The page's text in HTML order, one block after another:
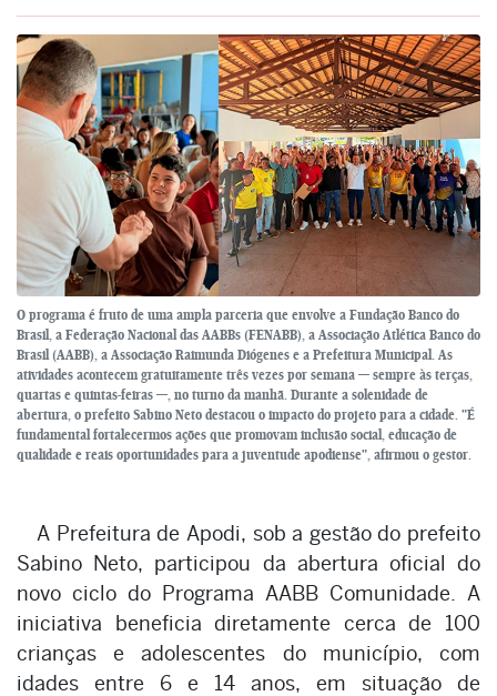
O programa é fruto de uma ampla parceria que envolve a Fundação Banco do
Brasil, a Federação Nacional das AABBs (FENABB), a Associação Atlética Banco do
Brasil (AABB), a Associação Raimunda Diógenes e a Prefeitura Municipal. As
atividades acontecem gratuitamente três vezes por semana — sempre às terças,
quartas e quintas-feiras —, no turno da manhã. Durante a solenidade de
abertura, o prefeito Sabino Neto destacou o impacto do projeto para a cidade. "É
fundamental fortalecermos ações que promovam inclusão social, educação de
qualidade e reais oportunidades para a juventude apodiense", afirmou o gestor.
A Prefeitura de Apodi, sob a gestão do prefeito
Sabino Neto, participou da abertura oficial do
novo ciclo do Programa AABB Comunidade. A
iniciativa beneficia diretamente cerca de 100
crianças e adolescentes do município, com
idades entre 6 e 14 anos, em situação de